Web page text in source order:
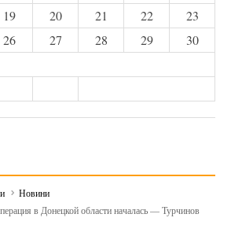
19 20 21 22
23
26 27 28 29
30
Новини
в Донецкой области началась — Турчинов